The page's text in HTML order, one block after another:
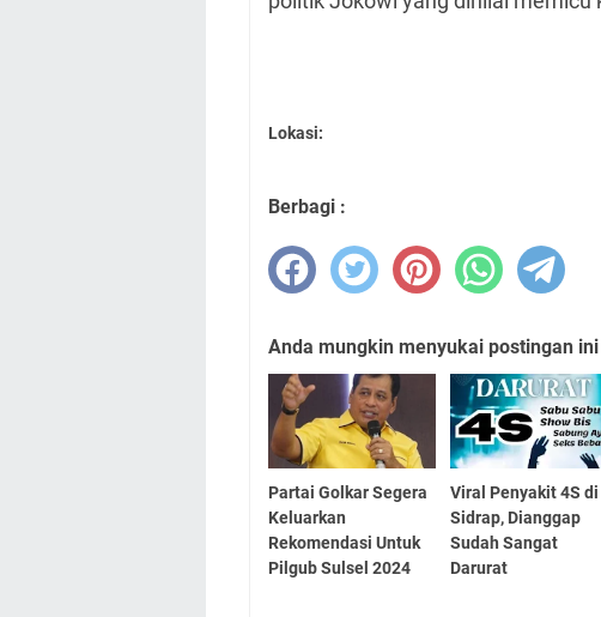
Lokasi:
Berbagi :
Anda mungkin menyukai postingan ini
Partai Golkar Segera
Keluarkan
Rekomendasi Untuk
Pilgub Sulsel 2024
Viral Penyakit 4S di
Sidrap, Dianggap
Sudah Sangat
Darurat